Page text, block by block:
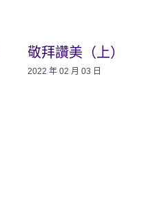
敬拜讚美（上）
2022 年 02 月 03 日